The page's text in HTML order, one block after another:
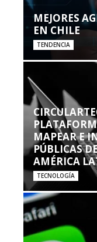
MEJORES
EN CHILE
TENDENCIA
MAPEAR E
PÚBLICAS
AMÉRICA
TECNOLOGÍA